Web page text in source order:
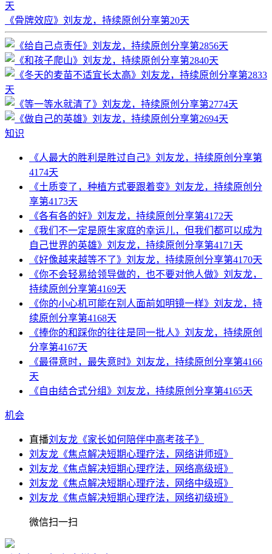
天
《骨牌效应》刘友龙，持续原创分享第20天
知识
《人最大的胜利是胜过自己》刘友龙，持续原创分享第
4174天
《土质变了，种植方式要跟着变》刘友龙，持续原创分
享第4173天
《各有各的好》刘友龙，持续原创分享第4172天
《我们不一定是原生家庭的幸运儿，但我们都可以成为
自己世界的英雄》刘友龙，持续原创分享第4171天
《好像越来越等不了》刘友龙，持续原创分享第4170天
《你不会轻易给领导做的，也不要对他人做》刘友龙，
持续原创分享第4169天
《你的小心机可能在别人面前如明镜一样》刘友龙，持
续原创分享第4168天
《捧你的和踩你的往往是同一批人》刘友龙，持续原创
分享第4167天
《最得意时，最失意时》刘友龙，持续原创分享第4166
天
《自由结合式分组》刘友龙，持续原创分享第4165天
机会
直播刘友龙《家长如何陪伴中高考孩子》
刘友龙《焦点解决短期心理疗法，网络讲师班》
刘友龙《焦点解决短期心理疗法，网络高级班》
刘友龙《焦点解决短期心理疗法，网络中级班》
刘友龙《焦点解决短期心理疗法，网络初级班》
微信扫一扫